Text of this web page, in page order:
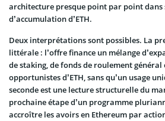
architecture presque point par point dans
d’accumulation d’ETH.
Deux interprétations sont possibles. La
littérale : l’offre finance un mélange
de staking, de fonds de roulement général
opportunistes d’ETH, sans qu’un usage
seconde est une lecture structurelle du
prochaine étape d’un programme
accroître les avoirs en Ethereum par